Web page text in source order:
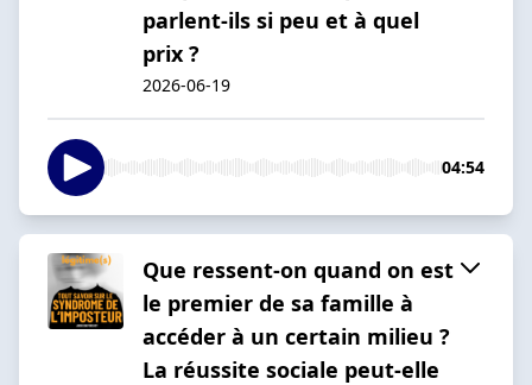
parlent-ils si peu et à quel
prix ?
2026-06-19
04:54
Que ressent-on quand on est
le premier de sa famille à
accéder à un certain milieu ?
La réussite sociale peut-elle